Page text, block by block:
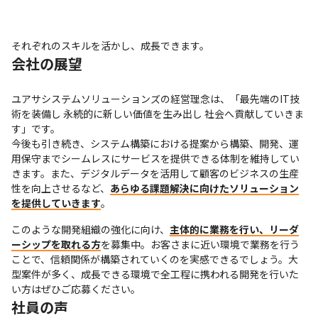
それぞれのスキルを活かし、成長できます。
会社の展望
ユアサシステムソリューションズの経営理念は、「最先端のIT技
術を装備し 永続的に新しい価値を生み出し 社会へ貢献していきま
す」です。
今後も引き続き、システム構築における提案から構築、開発、運
用保守までシームレスにサービスを提供できる体制を維持してい
きます。また、デジタルデータを活用して顧客のビジネスの生産
性を向上させるなど、 あらゆる課題解決に向けたソリューション
を提供していきます。
このような開発組織の強化に向け、 主体的に業務を行い、リーダ
ーシップを取れる方を募集中。お客さまに近い環境で業務を行う
ことで、信頼関係が構築されていくのを実感できるでしょう。大
型案件が多く、成長できる環境で全工程に携われる開発を行いた
い方はぜひご応募ください。
社員の声